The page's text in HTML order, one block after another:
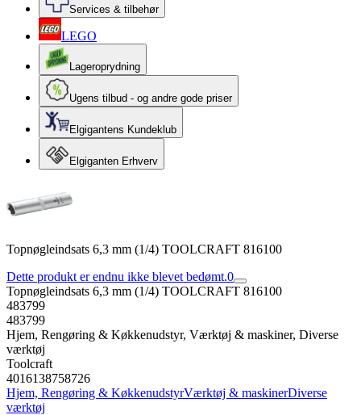
Services & tilbehør
LEGO
Lageroprydning
Ugens tilbud - og andre gode priser
Elgigantens Kundeklub
Elgiganten Erhverv
Topnøgleindsats 6,3 mm (1/4) TOOLCRAFT 816100
Dette produkt er endnu ikke blevet bedømt.0
Topnøgleindsats 6,3 mm (1/4) TOOLCRAFT 816100
483799
483799
Hjem, Rengøring & Køkkenudstyr, Værktøj & maskiner, Diverse
værktøj
Toolcraft
4016138758726
Hjem, Rengøring & KøkkenudstyrVærktøj & maskinerDiverse
værktøj